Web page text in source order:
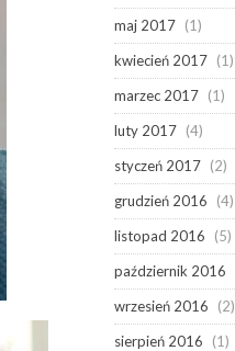
maj 2017 (1)
kwiecień 2017 (1)
marzec 2017 (1)
luty 2017 (4)
styczeń 2017 (2)
grudzień 2016
(4)
listopad 2016
(5)
październik 2016
wrzesień 2016
(2)
sierpień 2016
(1)